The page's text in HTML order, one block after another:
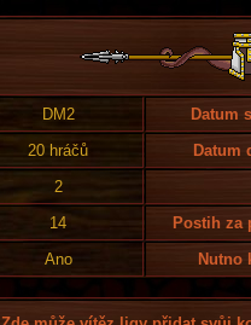
DM2 Datum
20 hráčů Datum
2
14 Postih za
Ano Nutno